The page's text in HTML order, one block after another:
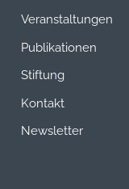
Veranstaltungen
Publikationen
Stiftung
Kontakt
Newsletter